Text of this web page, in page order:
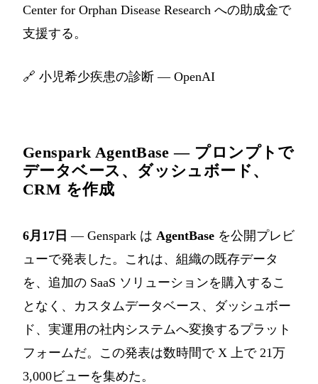
Center for Orphan Disease Research への助成金で
支援する。
🔗 小児希少疾患の診断 — OpenAI
Genspark AgentBase — プロンプトで
データベース、ダッシュボード、
CRM を作成
6月17日 — Genspark は AgentBase を公開プレビ
ューで発表した。これは、組織の既存データ
を、追加の SaaS ソリューションを購入するこ
となく、カスタムデータベース、ダッシュボー
ド、実運用の社内システムへ変換するプラット
フォームだ。この発表は数時間で X 上で 21万
3,000ビューを集めた。